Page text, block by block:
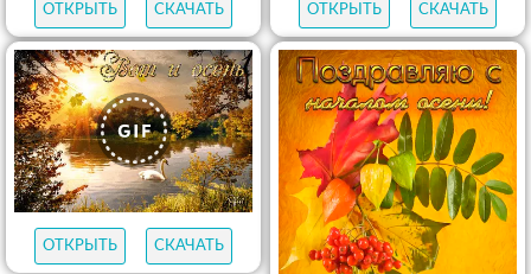
ОТКРЫТЬ СКАЧАТЬ ОТКРЫТЬ СКАЧАТЬ
ОТКРЫТЬ СКАЧАТЬ